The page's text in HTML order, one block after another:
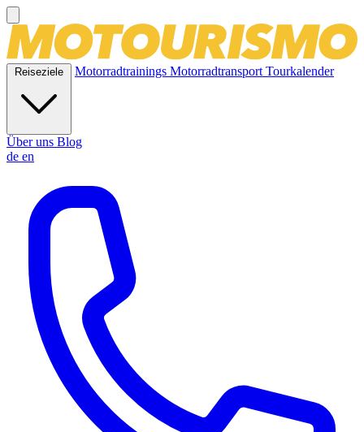
Reiseziele Motorradtrainings MotorradtransportTourkalender
Über uns Blog
de en